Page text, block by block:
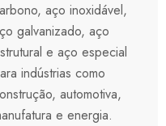
aço inoxidável,
galvanizado, aço
e aço especial
indústrias como
automotiva,
e energia.